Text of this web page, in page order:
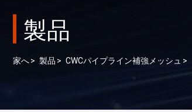
製品
家へ> 製品 > CWCパイプライン補強メッシュ >